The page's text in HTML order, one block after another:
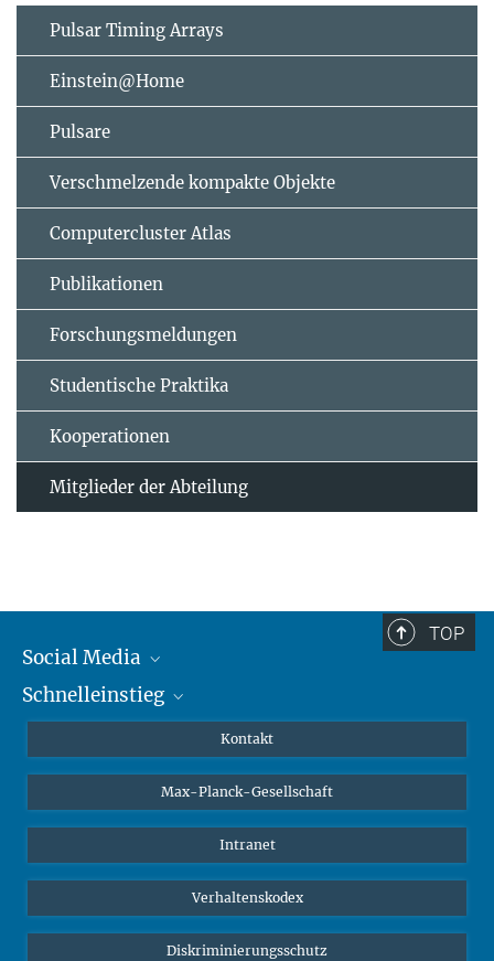
Pulsar Timing Arrays
Einstein@Home
Pulsare
Verschmelzende kompakte Objekte
Computercluster Atlas
Publikationen
Forschungsmeldungen
Studentische Praktika
Kooperationen
Mitglieder der Abteilung
TOP
Social Media
Mastodon
Schnelleinstieg
Studierende
Schüler*innen
Öffentlichkeit
Alumnae | Alumni
Kontakt
Max-Planck-Gesellschaft
Intranet
Verhaltenskodex
Diskriminierungsschutz